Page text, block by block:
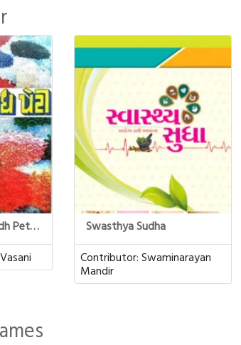
Sarvopayogi Aushadh Petee
Swasthya Sudha
Contributor: Swaminarayan
Mandir